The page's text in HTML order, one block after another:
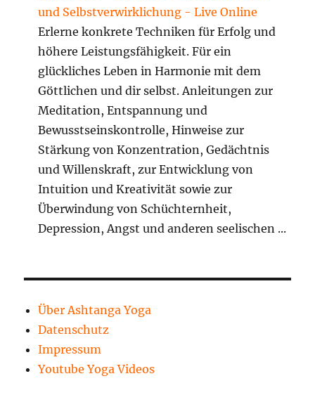
und Selbstverwirklichung - Live Online
Erlerne konkrete Techniken für Erfolg und
höhere Leistungsfähigkeit. Für ein
glückliches Leben in Harmonie mit dem
Göttlichen und dir selbst. Anleitungen zur
Meditation, Entspannung und
Bewusstseinskontrolle, Hinweise zur
Stärkung von Konzentration, Gedächtnis
und Willenskraft, zur Entwicklung von
Intuition und Kreativität sowie zur
Überwindung von Schüchternheit,
Depression, Angst und anderen seelischen ...
Über Ashtanga Yoga
Datenschutz
Impressum
Youtube Yoga Videos